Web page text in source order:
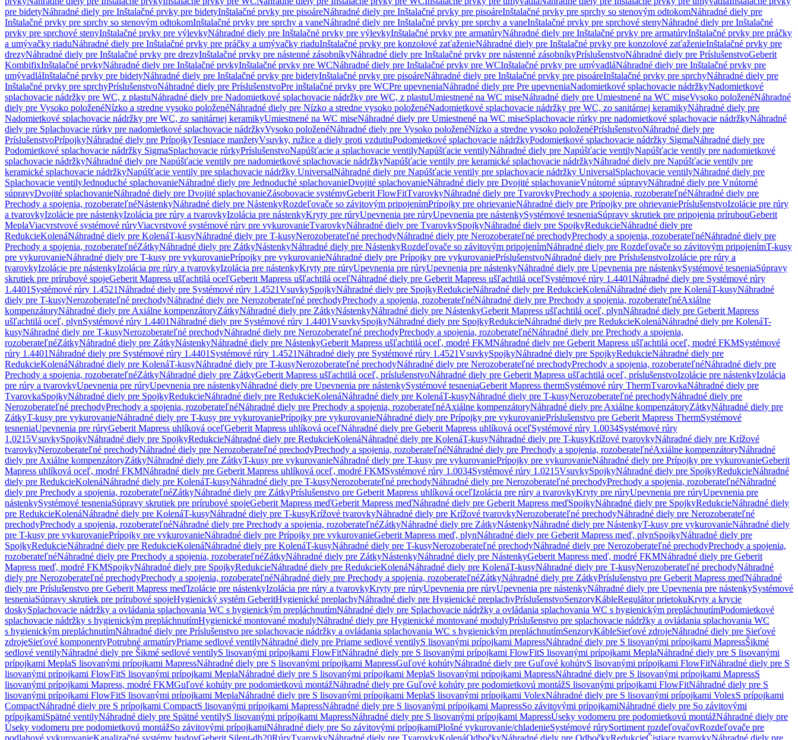
pre bidetyNáhradné diely pre Inštalačné prvky pre bidetyInštalačné prvky pre pisoáreNáhradné diely pre Inštalačné prvky pre pisoáreInštalačné prvky pre sprchy so stenovým odtokomNáhradné diely pre
Inštalačné prvky pre sprchy so stenovým odtokomInštalačné prvky pre sprchy a vaneNáhradné diely pre Inštalačné prvky pre sprchy a vaneInštalačné prvky pre sprchové stenyNáhradné diely pre Inštalačné
prvky pre sprchové stenyInštalačné prvky pre výlevkyNáhradné diely pre Inštalačné prvky pre výlevkyInštalačné prvky pre armatúryNáhradné diely pre Inštalačné prvky pre armatúryInštalačné prvky pre práčky
a umývačky riaduNáhradné diely pre Inštalačné prvky pre práčky a umývačky riaduInštalačné prvky pre konzolové zaťaženieNáhradné diely pre Inštalačné prvky pre konzolové zaťaženieInštalačné prvky pre
drezyNáhradné diely pre Inštalačné prvky pre drezyInštalačné prvky pre nástenné zásobníkyNáhradné diely pre Inštalačné prvky pre nástenné zásobníkyPríslušenstvoNáhradné diely pre PríslušenstvoGeberit
KombifixInštalačné prvkyNáhradné diely pre Inštalačné prvkyInštalačné prvky pre WCNáhradné diely pre Inštalačné prvky pre WCInštalačné prvky pre umývadláNáhradné diely pre Inštalačné prvky pre
umývadláInštalačné prvky pre bidetyNáhradné diely pre Inštalačné prvky pre bidetyInštalačné prvky pre pisoáreNáhradné diely pre Inštalačné prvky pre pisoáreInštalačné prvky pre sprchyNáhradné diely pre
Inštalačné prvky pre sprchyPríslušenstvoNáhradné diely pre PríslušenstvoPre inštalačné prvky pre WCPre upevneniaNáhradné diely pre Pre upevneniaNadomietkové splachovacie nádržkyNadomietkové
splachovacie nádržky pre WC, z plastuNáhradné diely pre Nadomietkové splachovacie nádržky pre WC, z plastuUmiestnené na WC miseNáhradné diely pre Umiestnené na WC miseVysoko položenéNáhradné
diely pre Vysoko položenéNízko a stredne vysoko položenéNáhradné diely pre Nízko a stredne vysoko položenéNadomietkové splachovacie nádržky pre WC, zo sanitárnej keramikyNáhradné diely pre
Nadomietkové splachovacie nádržky pre WC, zo sanitárnej keramikyUmiestnené na WC miseNáhradné diely pre Umiestnené na WC miseSplachovacie rúrky pre nadomietkové splachovacie nádržkyNáhradné
diely pre Splachovacie rúrky pre nadomietkové splachovacie nádržkyVysoko položenéNáhradné diely pre Vysoko položenéNízko a stredne vysoko položenéPríslušenstvoNáhradné diely pre
PríslušenstvoPrípojkyNáhradné diely pre PrípojkyTesniace manžetyVsuvky, ružice a diely proti vzdutiuPodomietkové splachovacie nádržkyPodomietkové splachovacie nádržky SigmaNáhradné diely pre
Podomietkové splachovacie nádržky SigmaSplachovacie rúrkyPríslušenstvoNapúšťacie a splachovacie ventilyNapúšťacie ventilyNáhradné diely pre Napúšťacie ventilyNapúšťacie ventily pre nadomietkové
splachovacie nádržkyNáhradné diely pre Napúšťacie ventily pre nadomietkové splachovacie nádržkyNapúšťacie ventily pre keramické splachovacie nádržkyNáhradné diely pre Napúšťacie ventily pre
keramické splachovacie nádržkyNapúšťacie ventily pre splachovacie nádržky UniversalNáhradné diely pre Napúšťacie ventily pre splachovacie nádržky UniversalSplachovacie ventilyNáhradné diely pre
Splachovacie ventilyJednoduché splachovanieNáhradné diely pre Jednoduché splachovanieDvojité splachovanieNáhradné diely pre Dvojité splachovanieVnútorné súpravyNáhradné diely pre Vnútorné
súpravyDvojité splachovanieNáhradné diely pre Dvojité splachovanieZásobovacie systémyGeberit FlowFitTvarovkyNáhradné diely pre TvarovkyPrechody a spojenia, rozoberateľnéNáhradné diely pre
Prechody a spojenia, rozoberateľnéNástenkyNáhradné diely pre NástenkyRozdeľovače so závitovým pripojenímPrípojky pre ohrievanieNáhradné diely pre Prípojky pre ohrievaniePríslušenstvoIzolácie pre rúry
a tvarovkyIzolácie pre nástenkyIzolácia pre rúry a tvarovkyIzolácia pre nástenkyKryty pre rúryUpevnenia pre rúryUpevnenia pre nástenkySystémové tesneniaSúpravy skrutiek pre pripojenia prírubouGeberit
MeplaViacvrstvové systémové rúryViacvrstvové systémové rúry pre vykurovanieTvarovkyNáhradné diely pre TvarovkySpojkyNáhradné diely pre SpojkyRedukcieNáhradné diely pre
RedukcieKolenáNáhradné diely pre KolenáT-kusyNáhradné diely pre T-kusyNerozoberateľné prechodyNáhradné diely pre Nerozoberateľné prechodyPrechody a spojenia, rozoberateľnéNáhradné diely pre
Prechody a spojenia, rozoberateľnéZátkyNáhradné diely pre ZátkyNástenkyNáhradné diely pre NástenkyRozdeľovače so závitovým pripojenímNáhradné diely pre Rozdeľovače so závitovým pripojenímT-kusy
pre vykurovanieNáhradné diely pre T-kusy pre vykurovaniePrípojky pre vykurovanieNáhradné diely pre Prípojky pre vykurovaniePríslušenstvoNáhradné diely pre PríslušenstvoIzolácie pre rúry a
tvarovkyIzolácie pre nástenkyIzolácia pre rúry a tvarovkyIzolácia pre nástenkyKryty pre rúryUpevnenia pre rúryUpevnenia pre nástenkyNáhradné diely pre Upevnenia pre nástenkySystémové tesneniaSúpravy
skrutiek pre prírubové spojeGeberit Mapress ušľachtilá oceľGeberit Mapress ušľachtilá oceľNáhradné diely pre Geberit Mapress ušľachtilá oceľSystémové rúry 1.4401Náhradné diely pre Systémové rúry
1.4401 Systémové rúry 1.4521Náhradné diely pre Systémové rúry 1.4521VsuvkySpojkyNáhradné diely pre SpojkyRedukcieNáhradné diely pre RedukcieKolenáNáhradné diely pre KolenáT-kusyNáhradné
diely pre T-kusyNerozoberateľné prechodyNáhradné diely pre Nerozoberateľné prechodyPrechody a spojenia, rozoberateľnéNáhradné diely pre Prechody a spojenia, rozoberateľnéAxiálne
kompenzátoryNáhradné diely pre Axiálne kompenzátoryZátkyNáhradné diely pre ZátkyNástenkyNáhradné diely pre NástenkyGeberit Mapress ušľachtilá oceľ, plynNáhradné diely pre Geberit Mapress
ušľachtilá oceľ, plynSystémové rúry 1.4401Náhradné diely pre Systémové rúry 1.4401VsuvkySpojkyNáhradné diely pre SpojkyRedukcieNáhradné diely pre RedukcieKolenáNáhradné diely pre KolenáT-
kusyNáhradné diely pre T-kusyNerozoberateľné prechodyNáhradné diely pre Nerozoberateľné prechodyPrechody a spojenia, rozoberateľnéNáhradné diely pre Prechody a spojenia,
rozoberateľnéZátkyNáhradné diely pre ZátkyNástenkyNáhradné diely pre NástenkyGeberit Mapress ušľachtilá oceľ, modré FKMNáhradné diely pre Geberit Mapress ušľachtilá oceľ, modré FKMSystémové
rúry 1.4401Náhradné diely pre Systémové rúry 1.4401 Systémové rúry 1.4521Náhradné diely pre Systémové rúry 1.4521VsuvkySpojkyNáhradné diely pre SpojkyRedukcieNáhradné diely pre
RedukcieKolenáNáhradné diely pre KolenáT-kusyNáhradné diely pre T-kusyNerozoberateľné prechodyNáhradné diely pre Nerozoberateľné prechodyPrechody a spojenia, rozoberateľnéNáhradné diely pre
Prechody a spojenia, rozoberateľnéZátkyNáhradné diely pre ZátkyGeberit Mapress ušľachtilá oceľ, príslušenstvoNáhradné diely pre Geberit Mapress ušľachtilá oceľ, príslušenstvoIzolácie pre nástenkyIzolácia
pre rúry a tvarovkyUpevnenia pre rúryUpevnenia pre nástenkyNáhradné diely pre Upevnenia pre nástenkySystémové tesneniaGeberit Mapress thermSystémové rúry ThermTvarovkaNáhradné diely pre
TvarovkaSpojkyNáhradné diely pre SpojkyRedukcieNáhradné diely pre RedukcieKolenáNáhradné diely pre KolenáT-kusyNáhradné diely pre T-kusyNerozoberateľné prechodyNáhradné diely pre
Nerozoberateľné prechodyPrechody a spojenia, rozoberateľnéNáhradné diely pre Prechody a spojenia, rozoberateľnéAxiálne kompenzátoryNáhradné diely pre Axiálne kompenzátoryZátkyNáhradné diely pre
ZátkyT-kusy pre vykurovanieNáhradné diely pre T-kusy pre vykurovaniePrípojky pre vykurovanieNáhradné diely pre Prípojky pre vykurovaniePríslušenstvo pre Geberit Mapress ThermSystémové
tesneniaUpevnenia pre rúryGeberit Mapress uhlíková oceľGeberit Mapress uhlíková oceľNáhradné diely pre Geberit Mapress uhlíková oceľSystémové rúry 1.0034Systémové rúry
1.0215VsuvkySpojkyNáhradné diely pre SpojkyRedukcieNáhradné diely pre RedukcieKolenáNáhradné diely pre KolenáT-kusyNáhradné diely pre T-kusyKrížové tvarovkyNáhradné diely pre Krížové
tvarovkyNerozoberateľné prechodyNáhradné diely pre Nerozoberateľné prechodyPrechody a spojenia, rozoberateľnéNáhradné diely pre Prechody a spojenia, rozoberateľnéAxiálne kompenzátoryNáhradné
diely pre Axiálne kompenzátoryZátkyNáhradné diely pre ZátkyT-kusy pre vykurovanieNáhradné diely pre T-kusy pre vykurovaniePrípojky pre vykurovanieNáhradné diely pre Prípojky pre vykurovanieGeberit
Mapress uhlíková oceľ, modré FKMNáhradné diely pre Geberit Mapress uhlíková oceľ, modré FKMSystémové rúry 1.0034Systémové rúry 1.0215VsuvkySpojkyNáhradné diely pre SpojkyRedukcieNáhradné
diely pre RedukcieKolenáNáhradné diely pre KolenáT-kusyNáhradné diely pre T-kusyNerozoberateľné prechodyNáhradné diely pre Nerozoberateľné prechodyPrechody a spojenia, rozoberateľnéNáhradné
diely pre Prechody a spojenia, rozoberateľnéZátkyNáhradné diely pre ZátkyPríslušenstvo pre Geberit Mapress uhlíková oceľIzolácia pre rúry a tvarovkyKryty pre rúryUpevnenia pre rúryUpevnenia pre
nástenkySystémové tesneniaSúpravy skrutiek pre prírubové spojeGeberit Mapress meďGeberit Mapress meďNáhradné diely pre Geberit Mapress meďSpojkyNáhradné diely pre SpojkyRedukcieNáhradné diely
pre RedukcieKolenáNáhradné diely pre KolenáT-kusyNáhradné diely pre T-kusyKrížové tvarovkyNáhradné diely pre Krížové tvarovkyNerozoberateľné prechodyNáhradné diely pre Nerozoberateľné
prechodyPrechody a spojenia, rozoberateľnéNáhradné diely pre Prechody a spojenia, rozoberateľnéZátkyNáhradné diely pre ZátkyNástenkyNáhradné diely pre NástenkyT-kusy pre vykurovanieNáhradné diely
pre T-kusy pre vykurovaniePrípojky pre vykurovanieNáhradné diely pre Prípojky pre vykurovanieGeberit Mapress meď, plynNáhradné diely pre Geberit Mapress meď, plynSpojkyNáhradné diely pre
SpojkyRedukcieNáhradné diely pre RedukcieKolenáNáhradné diely pre KolenáT-kusyNáhradné diely pre T-kusyNerozoberateľné prechodyNáhradné diely pre Nerozoberateľné prechodyPrechody a spojenia,
rozoberateľnéNáhradné diely pre Prechody a spojenia, rozoberateľnéZátkyNáhradné diely pre ZátkyNástenkyNáhradné diely pre NástenkyGeberit Mapress meď, modré FKMNáhradné diely pre Geberit
Mapress meď, modré FKMSpojkyNáhradné diely pre SpojkyRedukcieNáhradné diely pre RedukcieKolenáNáhradné diely pre KolenáT-kusyNáhradné diely pre T-kusyNerozoberateľné prechodyNáhradné
diely pre Nerozoberateľné prechodyPrechody a spojenia, rozoberateľnéNáhradné diely pre Prechody a spojenia, rozoberateľnéZátkyNáhradné diely pre ZátkyPríslušenstvo pre Geberit Mapress meďNáhradné
diely pre Príslušenstvo pre Geberit Mapress meďIzolácie pre nástenkyIzolácia pre rúry a tvarovkyKryty pre rúryUpevnenia pre rúryUpevnenia pre nástenkyNáhradné diely pre Upevnenia pre nástenkySystémové
tesneniaSúpravy skrutiek pre prírubové spojeHygienický systém GeberitHygienické preplachyNáhradné diely pre Hygienické preplachyPríslušenstvoSenzoryKábleRegulátor prietokuKryty a krycie
doskySplachovacie nádržky a ovládania splachovania WC s hygienickým prepláchnutímNáhradné diely pre Splachovacie nádržky a ovládania splachovania WC s hygienickým prepláchnutímPodomietkové
splachovacie nádržky s hygienickým prepláchnutímHygienické montované modulyNáhradné diely pre Hygienické montované modulyPríslušenstvo pre splachovacie nádržky a ovládania splachovania WC
s hygienickým prepláchnutímNáhradné diely pre Príslušenstvo pre splachovacie nádržky a ovládania splachovania WC s hygienickým prepláchnutímSenzoryKábleSieťové zdrojeNáhradné diely pre Sieťové
zdrojeSieťové komponentyPotrubné armatúryPriame sedlové ventilyNáhradné diely pre Priame sedlové ventilyS lisovanými prípojkami MapressNáhradné diely pre S lisovanými prípojkami MapressŠikmé
sedlové ventilyNáhradné diely pre Šikmé sedlové ventilyS lisovanými prípojkami FlowFitNáhradné diely pre S lisovanými prípojkami FlowFitS lisovanými prípojkami MeplaNáhradné diely pre S lisovanými
prípojkami MeplaS lisovanými prípojkami MapressNáhradné diely pre S lisovanými prípojkami MapressGuľové kohútyNáhradné diely pre Guľové kohútyS lisovanými prípojkami FlowFitNáhradné diely pre S
lisovanými prípojkami FlowFitS lisovanými prípojkami MeplaNáhradné diely pre S lisovanými prípojkami MeplaS lisovanými prípojkami MapressNáhradné diely pre S lisovanými prípojkami MapressS
lisovanými prípojkami Mapress, modré FKMGuľové kohúty pre podomietkovú montážNáhradné diely pre Guľové kohúty pre podomietkovú montážS lisovanými prípojkami FlowFitNáhradné diely pre S
lisovanými prípojkami FlowFitS lisovanými prípojkami MeplaNáhradné diely pre S lisovanými prípojkami MeplaS lisovanými prípojkami VolexNáhradné diely pre S lisovanými prípojkami VolexS prípojkami
CompactNáhradné diely pre S prípojkami CompactS lisovanými prípojkami MapressNáhradné diely pre S lisovanými prípojkami MapressSo závitovými prípojkamiNáhradné diely pre So závitovými
prípojkamiSpätné ventilyNáhradné diely pre Spätné ventilyS lisovanými prípojkami MapressNáhradné diely pre S lisovanými prípojkami MapressÚseky vodomeru pre podomietkovú montážNáhradné diely pre
Úseky vodomeru pre podomietkovú montážSo závitovými prípojkamiNáhradné diely pre So závitovými prípojkamiPlošné vykurovanie/chladenieSystémové rúrySortiment rozdeľovačovRozdeľovače pre
podlahové vykurovanieKanalizačné systémy budovGeberit Silent-db20RúryTvarovkyNáhradné diely pre TvarovkyKolenáOdbočkyNáhradné diely pre OdbočkyRedukcieČistiace tvarovkyNáhradné diely pre